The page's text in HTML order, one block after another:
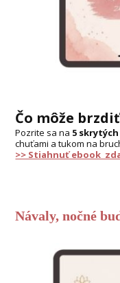
Čo môže
Pozrite sa na 5
chuťami a tukom na
>> Stiahnuť ebook
Návaly, nočné